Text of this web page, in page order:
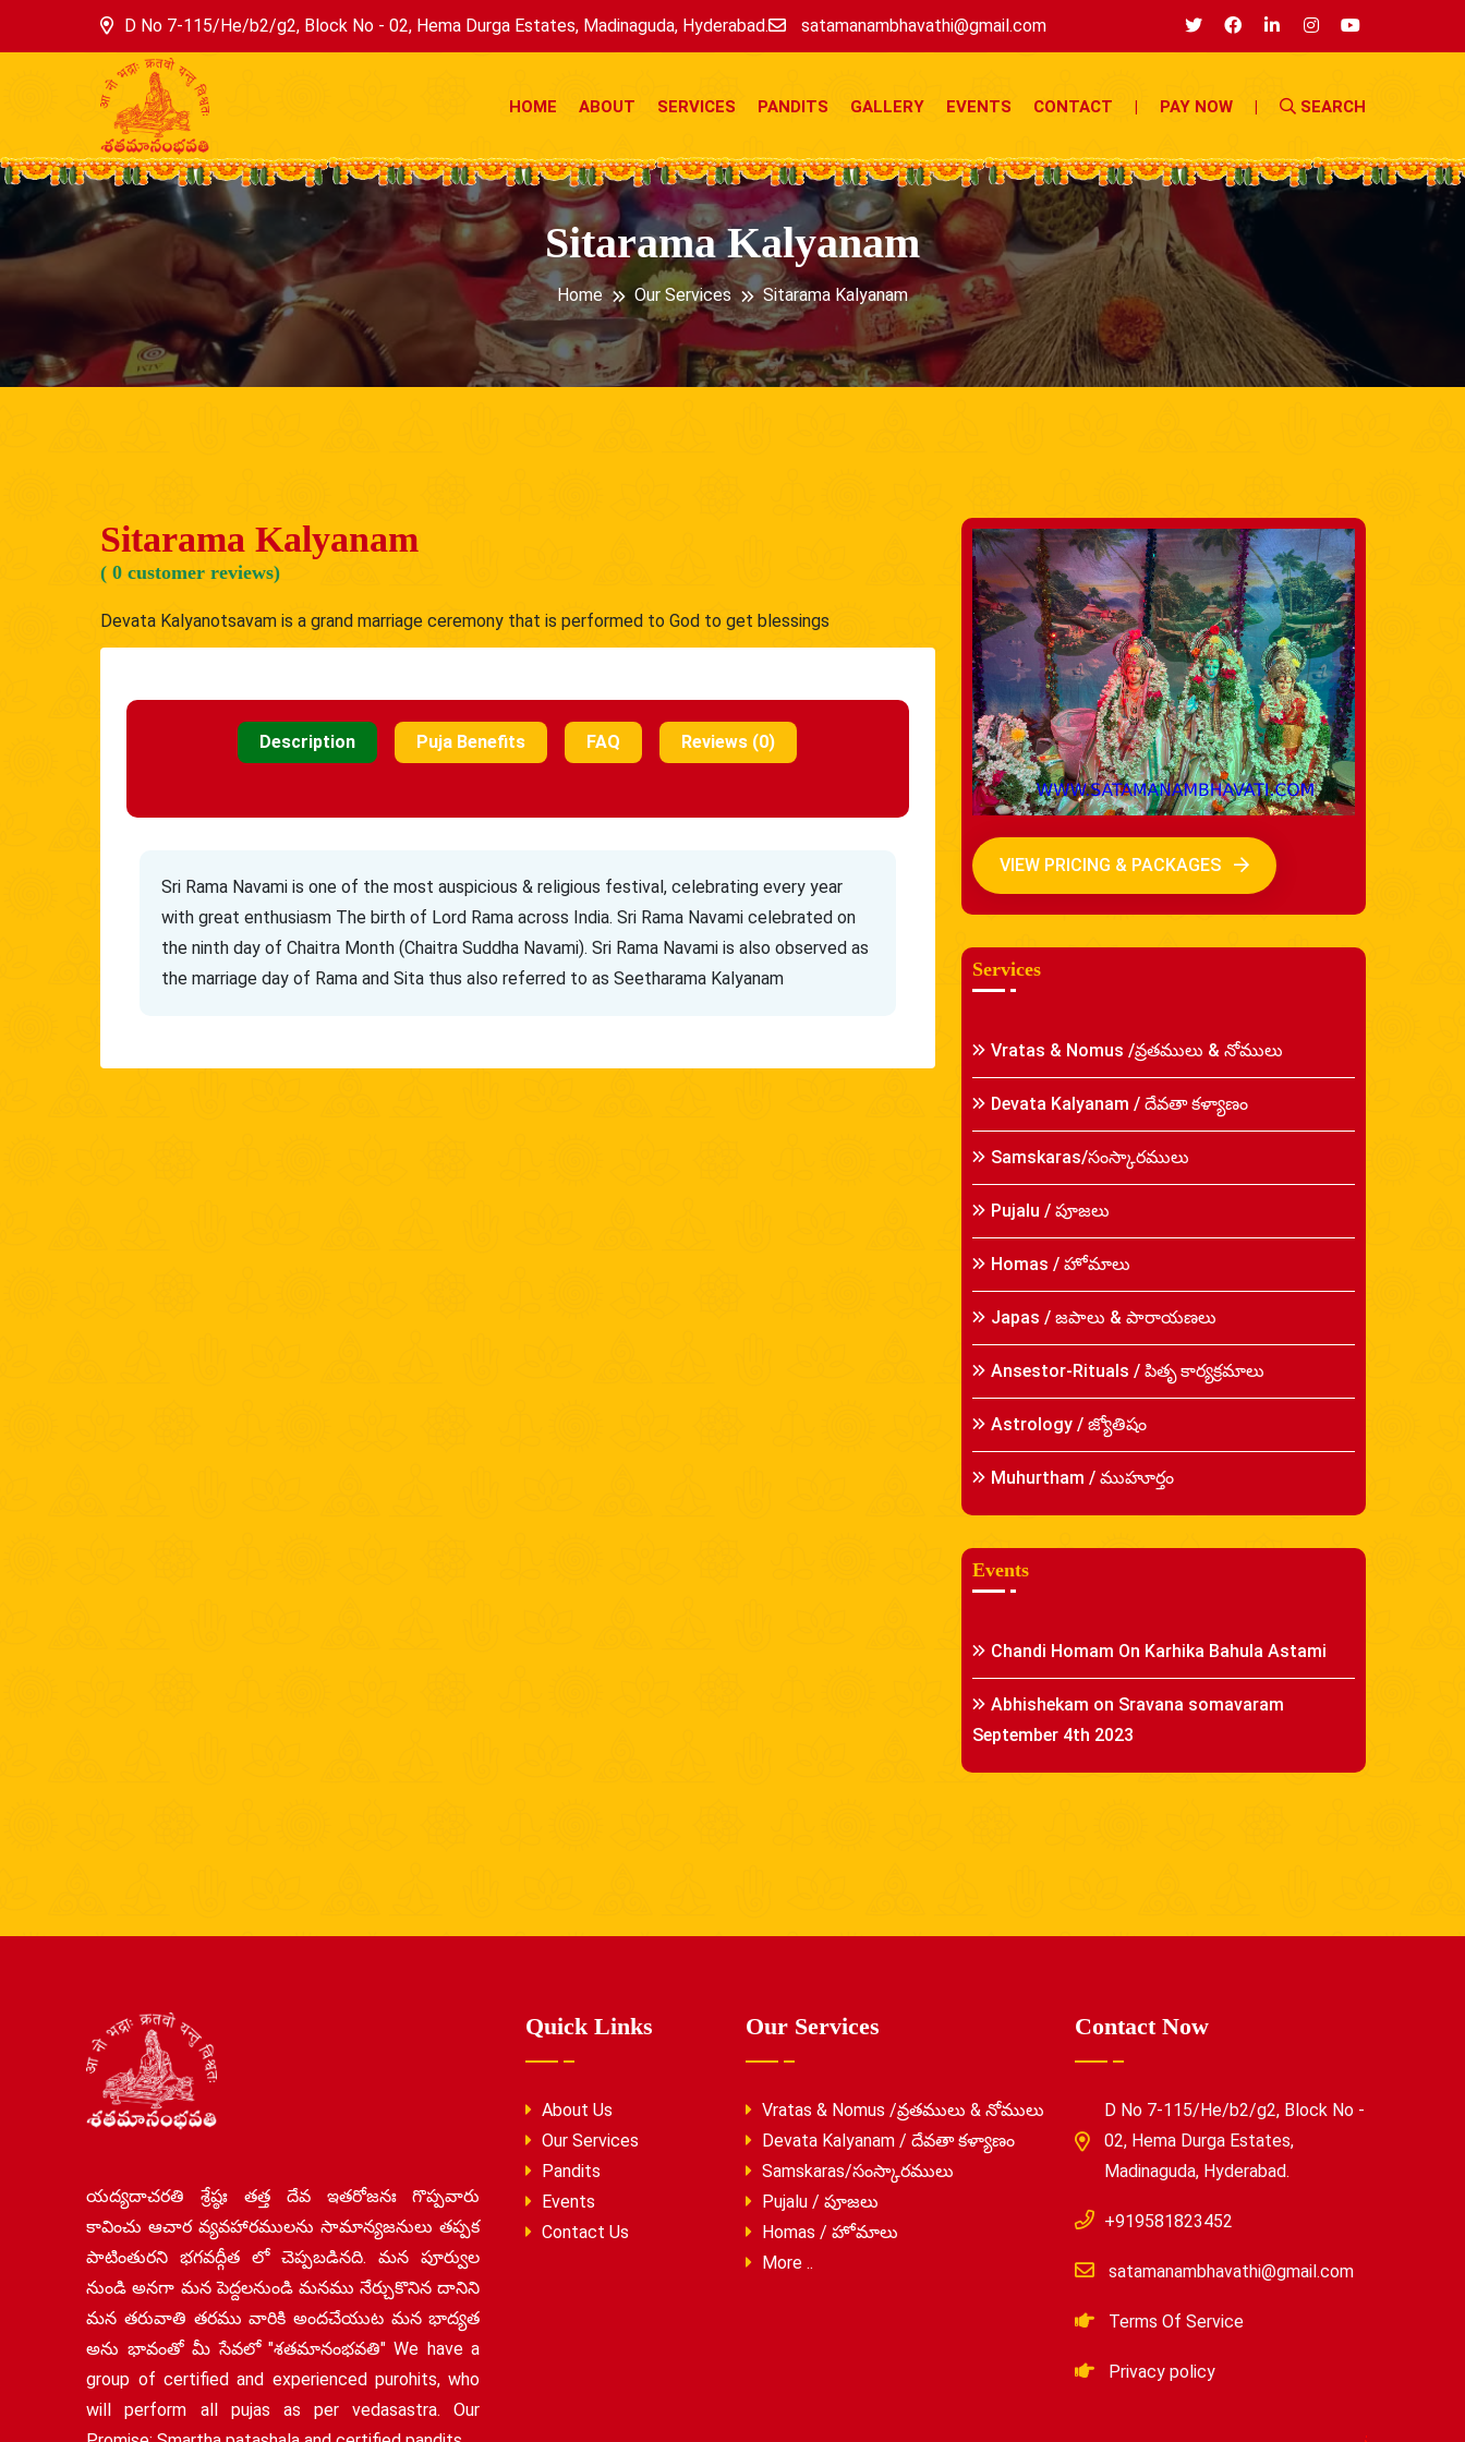
D No 7-115/He/b2/g2, Block No - 02, Hema Durga Estates, Madinaguda, Hyderabad. satamanambhavathi@gmail.com
HOME ABOUT SERVICES PANDITS GALLERY EVENTS CONTACT | PAY NOW | SEARCH
Sitarama Kalyanam
Home Our Services Sitarama Kalyanam
Sitarama Kalyanam
( 0 customer reviews)
Devata Kalyanotsavam is a grand marriage ceremony that is performed to God to get blessings
Description Puja Benefits FAQ Reviews (0)
Sri Rama Navami is one of the most auspicious & religious festival, celebrating every year
with great enthusiasm The birth of Lord Rama across India. Sri Rama Navami celebrated on
the ninth day of Chaitra Month (Chaitra Suddha Navami). Sri Rama Navami is also observed as
the marriage day of Rama and Sita thus also referred to as Seetharama Kalyanam
VIEW PRICING & PACKAGES
Services
Vratas & Nomus /వ్రతములు & నోములు
Devata Kalyanam / దేవతా కళ్యాణం
Samskaras/సంస్కారములు
Pujalu / పూజలు
Homas / హోమాలు
Japas / జపాలు & పారాయణలు
Ansestor-Rituals / పితృ కార్యక్రమాలు
Astrology / జ్యోతిషం
Muhurtham / ముహూర్తం
Events
Chandi Homam On Karhika Bahula Astami
Abhishekam on Sravana somavaram
September 4th 2023
యద్యదాచరతి శ్రేష్ఠః తత్త దేవ ఇతరోజనః గొప్పవారు
కావించు ఆచార వ్యవహారములను సామాన్యజనులు తప్పక
పాటింతురని భగవద్గీత లో చెప్పబడినది. మన పూర్వుల
నుండి అనగా మన పెద్దలనుండి మనము నేర్చుకొనిన దానిని
మన తరువాతి తరము వారికి అందచేయుట మన భాద్యత
అను భావంతో మీ సేవలో "శతమానంభవతి" We have a
group of certified and experienced purohits, who
will perform all pujas as per vedasastra. Our
Quick Links
About Us
Our Services
Pandits
Events
Contact Us
Our Services
Vratas & Nomus /వ్రతములు & నోములు
Devata Kalyanam / దేవతా కళ్యాణం
Samskaras/సంస్కారములు
Pujalu / పూజలు
Homas / హోమాలు
More ..
Contact Now
D No 7-115/He/b2/g2, Block No -
02, Hema Durga Estates,
Madinaguda, Hyderabad.
+919581823452
satamanambhavathi@gmail.com
Terms Of Service
Privacy policy